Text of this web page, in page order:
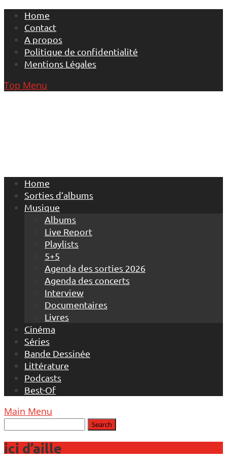
Skip
content
Home
Contact
A propos
Politique de confidentialité
Mentions Légales
Top Menu
Home
Sorties d’albums
Musique
Albums
Live Report
Playlists
5+5
Agenda des sorties 2026
Agenda des concerts
Interview
Documentaires
Livres
Cinéma
Séries
Bande Dessinée
Littérature
Podcasts
Best-Of
Main Menu
ici d’aille